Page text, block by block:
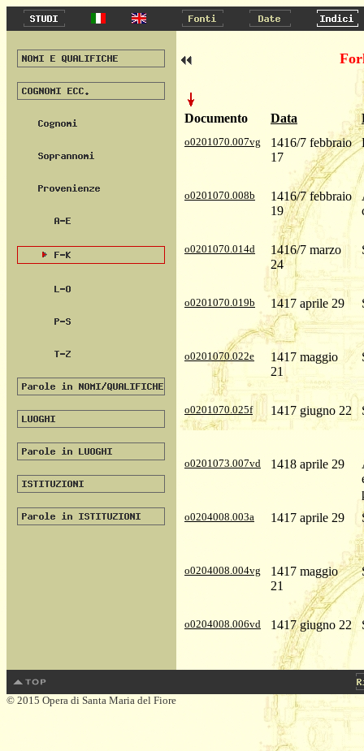
Documento Data
o0201070.007vg
1416/7 febbraio
17
o0201070.008b
1416/7 febbraio
19
o0201070.014d
1416/7 marzo
24
o0201070.019b 1417 aprile 29
o0201070.022e
1417 maggio
21
o0201070.025f 1417 giugno 22
o0201073.007vd 1418 aprile 29
o0204008.003a 1417 aprile 29
o0204008.004vg
1417 maggio
21
o0204008.006vd 1417 giugno 22
© 2015 Opera di Santa Maria del Fiore